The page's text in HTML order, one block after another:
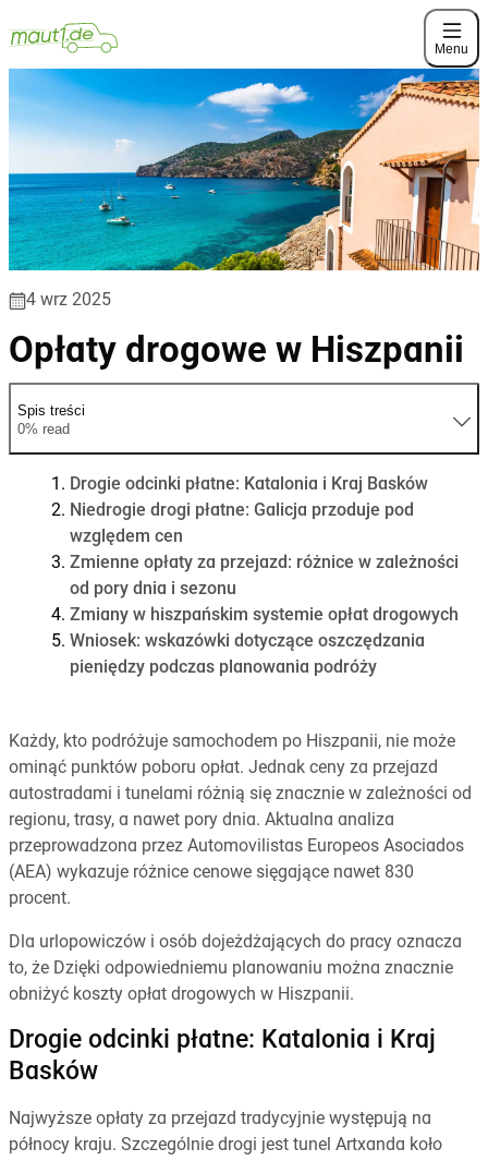
Menu
4 wrz 2025
Opłaty drogowe w Hiszpanii
Spis treści
0% read
Drogie odcinki płatne: Katalonia i Kraj Basków
Niedrogie drogi płatne: Galicja przoduje pod
względem cen
Zmienne opłaty za przejazd: różnice w zależności
od pory dnia i sezonu
Zmiany w hiszpańskim systemie opłat drogowych
Wniosek: wskazówki dotyczące oszczędzania
pieniędzy podczas planowania podróży
Każdy, kto podróżuje samochodem po Hiszpanii, nie może
ominąć punktów poboru opłat. Jednak ceny za przejazd
autostradami i tunelami różnią się znacznie w zależności od
regionu, trasy, a nawet pory dnia. Aktualna analiza
przeprowadzona przez Automovilistas Europeos Asociados
(AEA) wykazuje różnice cenowe sięgające nawet 830
procent.
Dla urlopowiczów i osób dojeżdżających do pracy oznacza
to, że Dzięki odpowiedniemu planowaniu można znacznie
obniżyć koszty opłat drogowych w Hiszpanii.
Drogie odcinki płatne: Katalonia i Kraj
Basków
Najwyższe opłaty za przejazd tradycyjnie występują na
północy kraju. Szczególnie drogi jest tunel Artxanda koło